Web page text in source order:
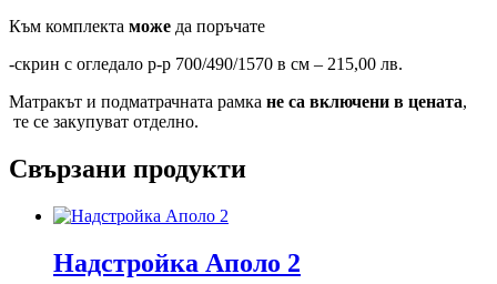
Към комплекта може да поръчате
-скрин с огледало р-р 700/490/1570 в см – 215,00 лв.
Матракът и подматрачната рамка не са включени в цената,
те се закупуват отделно.
Свързани продукти
Надстройка Аполо 2